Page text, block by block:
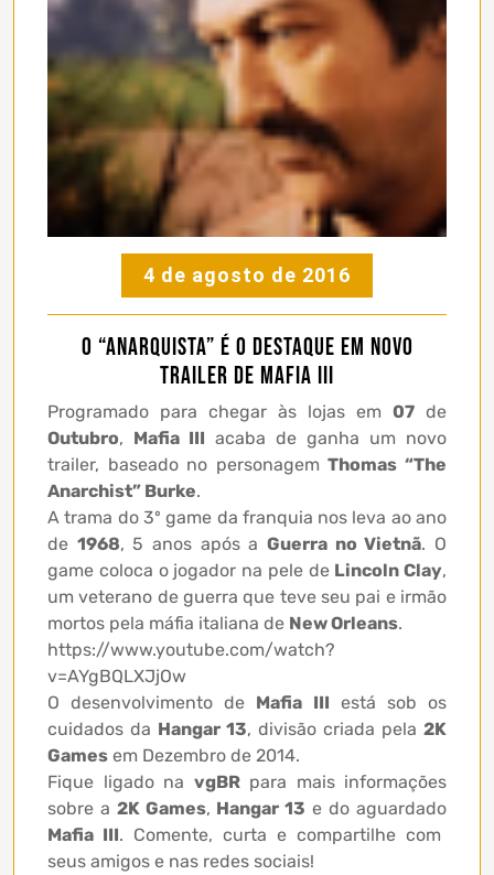
4 de agosto de 2016
O “Anarquista” é o destaque em novo
trailer de Mafia III
Programado para chegar às lojas em 07 de
Outubro, Mafia III acaba de ganha um novo
trailer, baseado no personagemThomas “The
Anarchist” Burke.
A trama do 3º game da franquia nos leva ao ano
de 1968, 5 anos após aGuerra no Vietnã. O
game coloca o jogador na pele de Lincoln Clay,
um veterano de guerra que teve seu pai e irmão
mortos pela máfia italiana de New Orleans.
https://www.youtube.com/watch?
v=AYgBQLXJjOw
O desenvolvimento de Mafia III está sob os
cuidados da Hangar 13, divisão criada pela 2K
Games em Dezembro de 2014.
Fique ligado na vgBRpara mais informações
sobre a 2K Games, Hangar 13 e do aguardado
Mafia III. Comente, curta e compartilhe com
seus amigos e nas redes sociais!